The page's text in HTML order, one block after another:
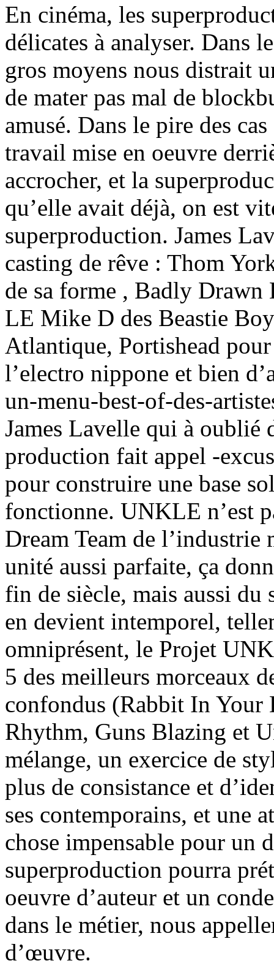
En cinéma, les
délicates à analyser. Dans
gros moyens nous distrait
de mater pas mal de
amusé. Dans le pire des
travail mise en oeuvre
accrocher, et la
qu’elle avait déjà, on est
superproduction. James
casting de rêve : Thom
de sa forme , Badly
LE Mike D des Beastie
Atlantique, Portishead
l’electro nippone et bien
un-menu-best-of-des-
James Lavelle qui à oublié
production fait appel -
pour construire une base
fonctionne. UNKLE n’est
Dream Team de l’industrie
unité aussi parfaite, ça
fin de siècle, mais aussi du
en devient intemporel,
omniprésent, le Projet
5 des meilleurs morceaux
confondus (Rabbit In
Rhythm, Guns Blazing et
mélange, un exercice de
plus de consistance et
ses contemporains, et une
chose impensable pour un
superproduction pourra
oeuvre d’auteur et un
dans le métier, nous
d’œuvre.